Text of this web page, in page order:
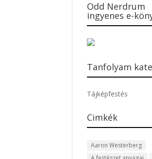
Odd Nerdrum
ingyenes e-
Tanfolyam
Tájképfestés
Cimkék
Aaron Westerberg